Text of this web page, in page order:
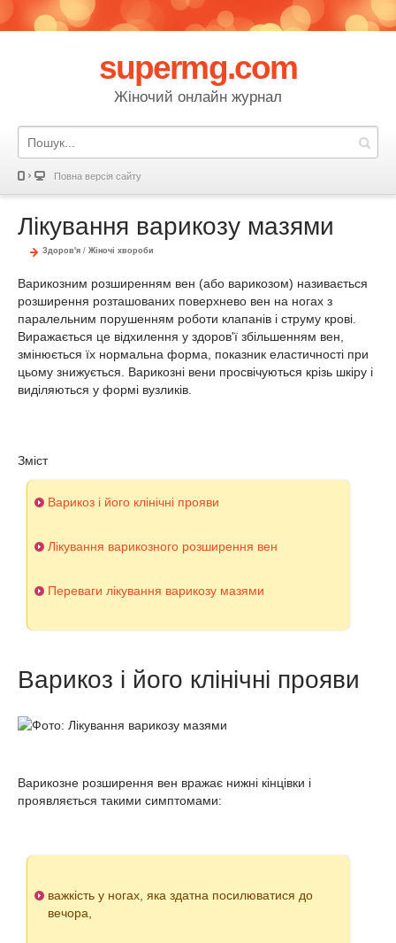
supermg.com
Жіночий онлайн журнал
Повна версія сайту
Лікування варикозу мазями
Здоров'я / Жіночі хвороби
Варикозним розширенням вен (або варикозом) називається
розширення розташованих поверхнево вен на ногах з
паралельним порушенням роботи клапанів і струму крові.
Виражається це відхилення у здоров'ї збільшенням вен,
змінюється їх нормальна форма, показник еластичності при
цьому знижується. Варикозні вени просвічуються крізь шкіру і
виділяються у формі вузликів.
Зміст
Варикоз і його клінічні прояви
Лікування варикозного розширення вен
Переваги лікування варикозу мазями
Варикоз і його клінічні прояви
Варикозне розширення вен вражає нижні кінцівки і
проявляється такими симптомами:
важкість у ногах, яка здатна посилюватися до
вечора,